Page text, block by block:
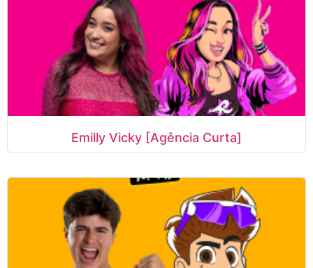
Emilly Vicky [Agência Curta]